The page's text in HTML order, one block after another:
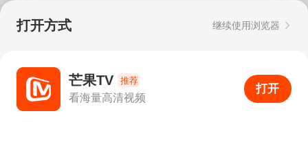
1
打开APP
打开方式 继续使用浏览器
芒果TV 推荐
看海量高清视频
打开